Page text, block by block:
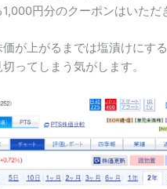
円分のクーポンはいただ
が上がるまでは塩漬けにす
ってしまう気がします。